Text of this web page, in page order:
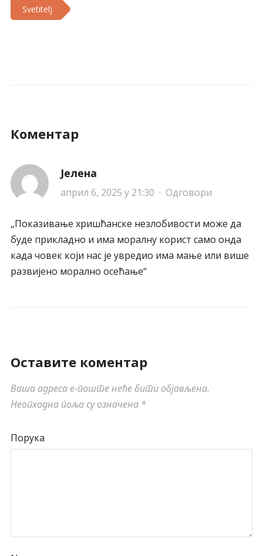
Svetitelj
Коментар
Јелена
април 6, 2025 у 21:30 · Одговори
„Показивање хришћанске незлобивости може да
буде прикладно и има моралну корист само онда
када човек који нас је увредио има мање или више
развијено морално осећање“
Оставите коментар
Ваша адреса е-поште неће бити објављена.
Неопходна поља су означена *
Порука